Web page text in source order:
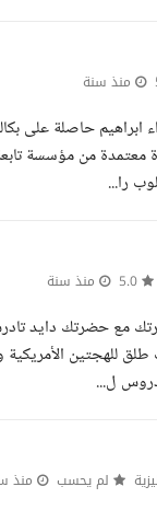
منذ سنة
ابراهيم حاصلة على
را...
منذ سنة
مع حضرتك دايد
طلق للهجتين
دروس ل...
لم يحسب منذ